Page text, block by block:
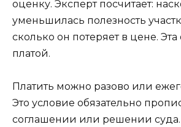
оценку. Эксперт посчитает:
уменьшилась полезность
сколько он потеряет в цене.
платой.
Платить можно разово или
Это условие обязательно
соглашении или решении суда.